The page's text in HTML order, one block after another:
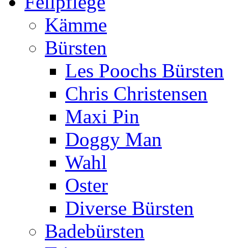
Kämme
Bürsten
Les Poochs Bürsten
Chris Christensen
Maxi Pin
Doggy Man
Wahl
Oster
Diverse Bürsten
Badebürsten